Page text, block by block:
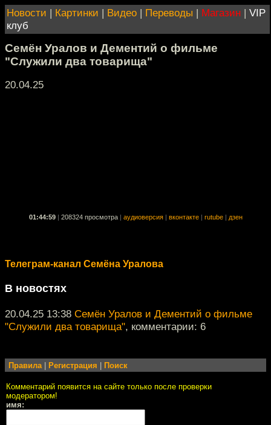
Новости | Картинки | Видео | Переводы | Магазин | VIP
клуб
Семён Уралов и Дементий о фильме
"Служили два товарища"
20.04.25
01:44:59 208324 просмотра аудиоверсия вконтакте rutube дзен
Телеграм-канал Семёна Уралова
В новостях
20.04.25 13:38 Семён Уралов и Дементий о фильме
"Служили два товарища", комментарии: 6
Правила| Регистрация Поиск
Комментарий появится на сайте только после проверки
модератором!
имя: